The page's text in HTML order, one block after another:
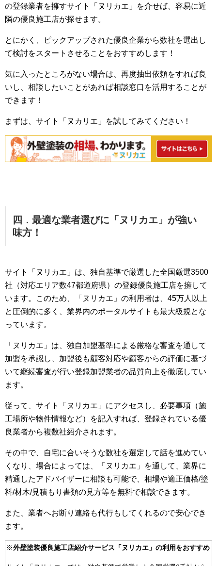
の登録業者を擁すサイト「ヌリカエ」を介せば、容易に近
隣の優良施工店が探せます。
とにかく、ピックアップされた優良企業から数社を選出し
て検討をスタートさせることをおすすめします！
気に入ったところがない場合は、再度抽出依頼をすれば良
いし、相談したいことがあれば相談窓口を活用することが
できます！
まずは、サイト「ヌカリエ」を試してみてください！
四．最適な業者選びに 「ヌリカエ」が強い
味方！
サイト「ヌリカエ」は、独自基準で厳選した全国厳選3500
社（対応エリア数47都道府県）の登録優良施工店を擁して
います。このため、「ヌリカエ」の利用者は、45万人以上
と圧倒的に多く、業界内のポータルサイトも最大級規とな
っています。
「ヌリカエ」は、独自加盟基準による厳格な審査を通して
加盟を承認し、加盟後も顧客対応や顧客からの評価に基づ
いて継続審査が行い登録加盟業者の品質向上を徹底してい
ます。
従って、サイト「ヌリカエ」にアクセスし、必要事項（施
工場所や物件情報など）を記入すれば、登録されている優
良業者から複数社紹介されます。
その中で、自宅に合いそうな数社を選定して話を進めてい
くなり、場合によっては、「ヌリカエ」を通して、業界に
精通したアドバイザーに相談も可能で、相場や適正価格/塗
料/材木/見積もり書類の見方等を無料で相談できます。
また、業者へお断り連絡も代行もしてくれるので安心でき
ます。
※外壁塗装優良施工店紹介サービス「ヌリカエ」の利用をおすすめ